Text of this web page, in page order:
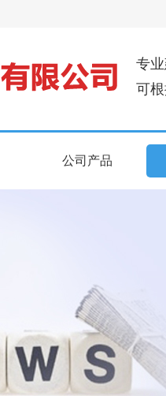
专
可
公司产品
公司产品